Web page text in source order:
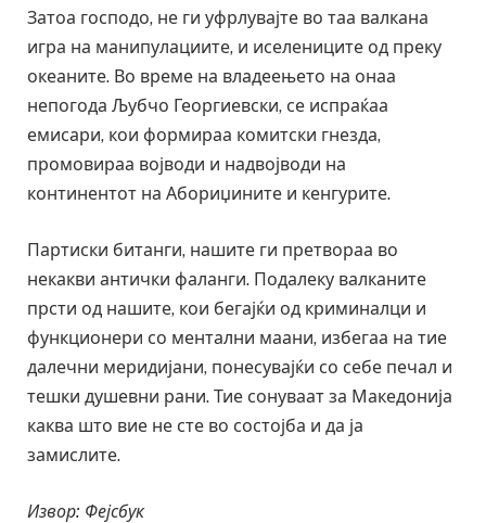
Затоа господо, не ги уфрлувајте во таа валкана
игра на манипулациите, и иселениците од преку
океаните. Во време на владеењето на онаа
непогода Љубчо Георгиевски, се испраќаа
емисари, кои формираа комитски гнезда,
промовираа војводи и надвојводи на
континентот на Абориџините и кенгурите.
Партиски битанги, нашите ги претвораа во
некакви антички фаланги. Подалеку валканите
прсти од нашите, кои бегајќи од криминалци и
функционери со ментални маани, избегаа на тие
далечни меридијани, понесувајќи со себе печал и
тешки душевни рани. Тие сонуваат за Македонија
каква што вие не сте во состојба и да ја
замислите.
Извор: Фејсбук